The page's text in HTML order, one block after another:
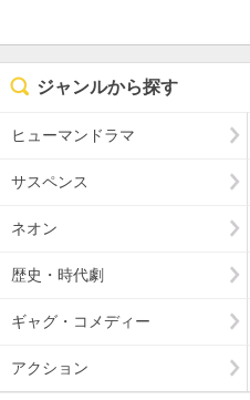
ジャンルから探す
ヒューマンドラマ
サスペンス
ネオン
歴史・時代劇
ギャグ・コメディー
アクション